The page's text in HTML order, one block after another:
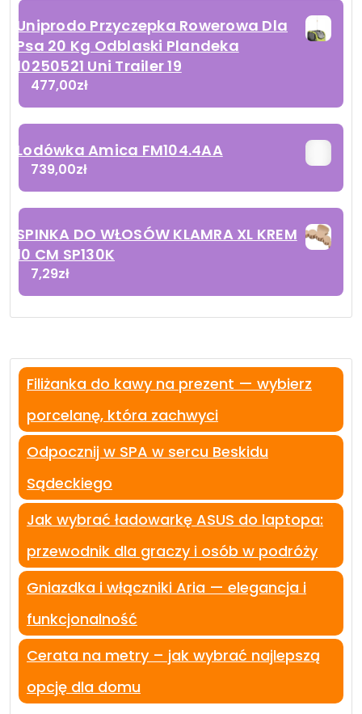
Uniprodo Przyczepka Rowerowa Dla
Psa 20 Kg Odblaski Plandeka
10250521 Uni Trailer 19
477,00zł
Lodówka Amica FM104.4AA
739,00zł
SPINKA DO WŁOSÓW KLAMRA XL KREM
10 CM SP130K
7,29zł
Filiżanka do kawy na prezent — wybierz
porcelanę, która zachwyci
Odpocznij w SPA w sercu Beskidu
Sądeckiego
Jak wybrać ładowarkę ASUS do laptopa:
przewodnik dla graczy i osób w podróży
Gniazdka i włączniki Aria — elegancja i
funkcjonalność
Cerata na metry – jak wybrać najlepszą
opcję dla domu